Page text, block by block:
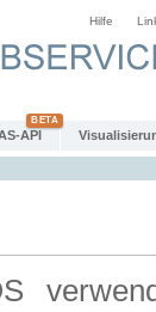
Hilfe
API